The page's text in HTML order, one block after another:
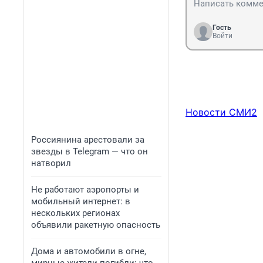
Россиянина арестовали за
звезды в Telegram — что он
натворил
Не работают аэропорты и
мобильный интернет: в
нескольких регионах
объявили ракетную опасность
Дома и автомобили в огне,
Гость
Войти
Новости СМИ2